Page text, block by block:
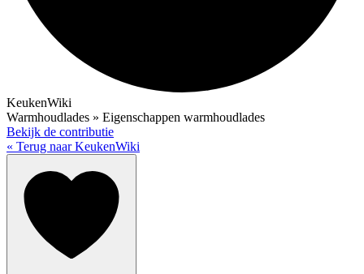
KeukenWiki
Warmhoudlades » Eigenschappen warmhoudlades
Bekijk de contributie
« Terug naar KeukenWiki